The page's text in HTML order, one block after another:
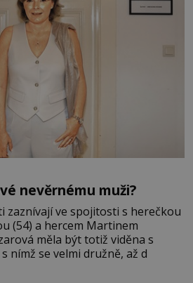
nevěrnému muži?
zaznívají ve spojitosti s herečkou
(54) a hercem Martinem
měla být totiž viděna s
nímž se velmi družně, až d